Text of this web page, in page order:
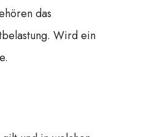
das
Wird ein